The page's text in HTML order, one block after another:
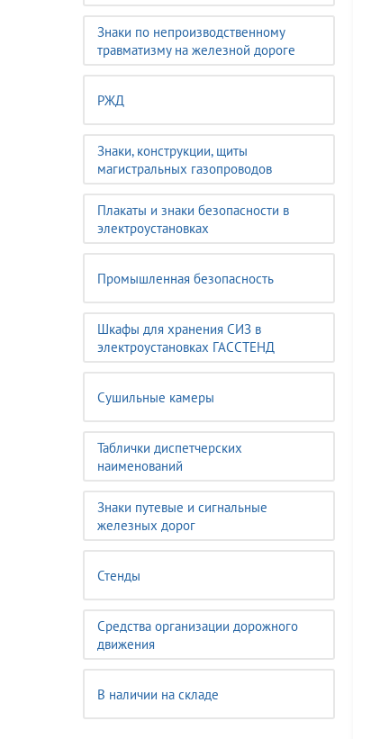
Знаки по непроизводственному
травматизму на железной дороге
РЖД
Знаки, конструкции, щиты
магистральных газопроводов
Плакаты и знаки безопасности в
электроустановках
Промышленная безопасность
Шкафы для хранения СИЗ в
электроустановках ГАССТЕНД
Сушильные камеры
Таблички диспетчерских
наименований
Знаки путевые и сигнальные
железных дорог
Стенды
Средства организации дорожного
движения
В наличии на складе